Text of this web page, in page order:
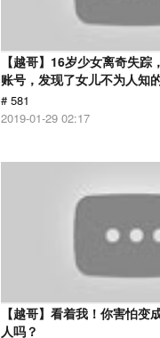
【越哥】16岁少女离奇失
账号，发现了女儿不为人知
# 581
2019-01-29 02:17
【越哥】看着我！你害怕变
人吗？